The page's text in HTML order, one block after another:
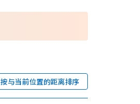
按与当前位置的距离排序